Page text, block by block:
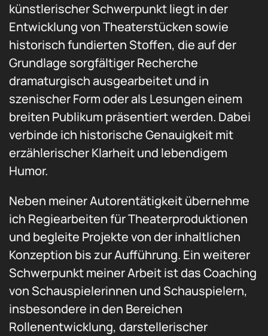
künstlerischer Schwerpunkt liegt in der
Entwicklung von Theaterstücken sowie
historisch fundierten Stoffen, die auf der
Grundlage sorgfältiger Recherche
dramaturgisch ausgearbeitet und in
szenischer Form oder als Lesungen einem
breiten Publikum präsentiert werden. Dabei
verbinde ich historische Genauigkeit mit
erzählerischer Klarheit und lebendigem
Humor.
Neben meiner Autorentätigkeit übernehme
ich Regiearbeiten für Theaterproduktionen
und begleite Projekte von der inhaltlichen
Konzeption bis zur Aufführung. Ein weiterer
Schwerpunkt meiner Arbeit ist das Coaching
von Schauspielerinnen und Schauspielern,
insbesondere in den Bereichen
Rollenentwicklung, darstellerischer